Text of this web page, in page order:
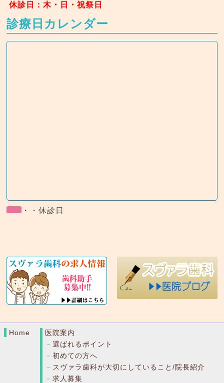
休診日：木・日・祝祭日
診療日カレンダー
・・休診日
Home
医院案内
選ばれるポイント
初めての方へ
スヴァラ歯科が大切にしていること/院長紹介
求人募集